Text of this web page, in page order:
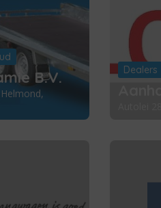
B.V. Dealers